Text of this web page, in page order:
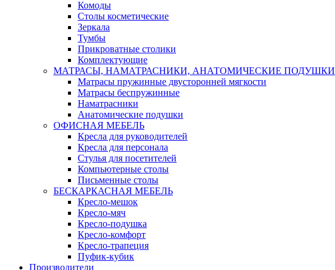
Комоды
Столы косметические
Зеркала
Тумбы
Прикроватные столики
Комплектующие
МАТРАСЫ, НАМАТРАСНИКИ, АНАТОМИЧЕСКИЕ ПОДУШКИ
Матрасы пружинные двусторонней мягкости
Матрасы беспружинные
Наматрасники
Анатомические подушки
ОФИСНАЯ МЕБЕЛЬ
Кресла для руководителей
Кресла для персонала
Стулья для посетителей
Компьютерные столы
Письменные столы
БЕСКАРКАСНАЯ МЕБЕЛЬ
Кресло-мешок
Кресло-мяч
Кресло-подушка
Кресло-комфорт
Кресло-трапеция
Пуфик-кубик
Производители